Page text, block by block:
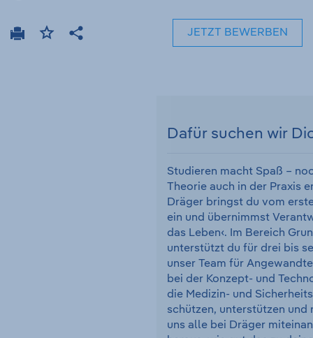
DruckenBookmark
Teilen
JETZT BEWERBEN
Dafür suchen wir
Studieren macht Spaß –
Theorie auch in der Praxis
Dräger bringst du vom
ein und übernimmst
das Leben‹. Im Bereich
unterstützt du für drei bis
unser Team für
bei der Konzept- und
die Medizin- und
schützen, unterstützen und
uns alle bei Dräger